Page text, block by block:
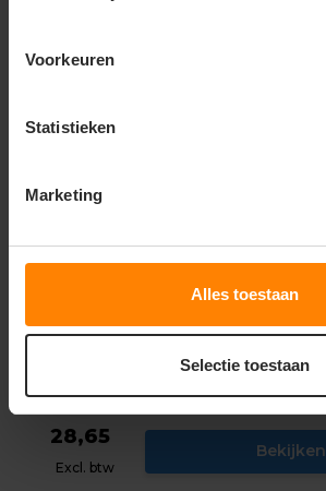
Voorkeuren
Statistieken
Marketing
Alles toestaan
Selectie toestaan
Werkbroek Industrie 502008
28,65
Excl. btw
Bekijken